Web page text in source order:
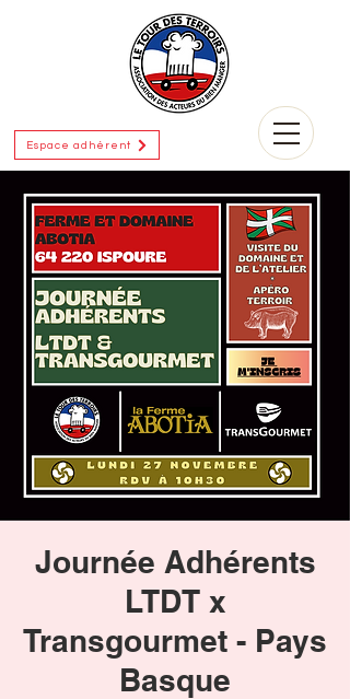
Espace adhérent
Journée Adhérents
LTDT x
Transgourmet - Pays
Basque